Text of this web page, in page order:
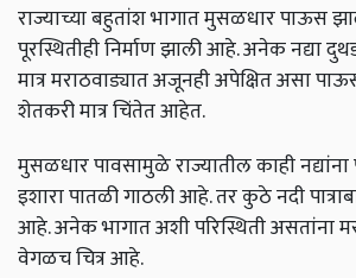
राज्याच्या बहुतांश भागात मुसळधार पाऊस
पूरस्थितीही निर्माण झाली आहे. अनेक नद्या
मात्र मराठवाड्यात अजूनही अपेक्षित असा
शेतकरी मात्र चिंतेत आहेत.
मुसळधार पावसामुळे राज्यातील काही
इशारा पातळी गाठली आहे. तर कुठे नदी
आहे. अनेक भागात अशी परिस्थिती असतांना
वेगळच चित्र आहे.